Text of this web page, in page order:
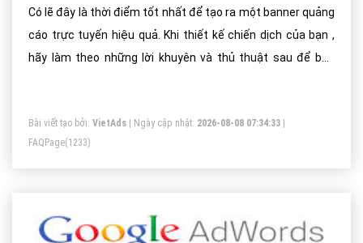
Có lẽ đây là thời điểm tốt nhất để tạo ra một banner quảng
cáo trực tuyến hiệu quả. Khi thiết kế chiến dịch của bạn ,
hãy làm theo những lời khuyên và thủ thuật sau để bảo
Bài viết tạo bởi: VietAds | Ngày cập nhật: 2026-08-08 07:34:33
FAQPage(1233)